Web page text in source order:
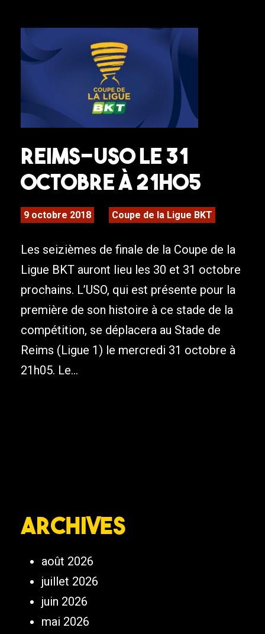
Reims-USO le 31
octobre à 21h05
9 octobre 2018 Coupe de la Ligue BKT
Les seizièmes de finale de la Coupe de la
Ligue BKT auront lieu les 30 et 31 octobre
prochains. L’USO, qui est présente pour la
première de son histoire à ce stade de la
compétition, se déplacera au Stade de
Reims (Ligue 1) le mercredi 31 octobre à
21h05. Le...
Archives
août 2026
juillet 2026
juin 2026
mai 2026